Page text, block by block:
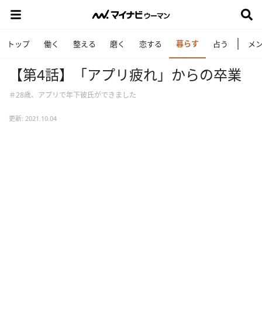
トップ 働く 整える 磨く 恋する 暮らす 占う メ
【第4話】「アプリ疲れ」からの卒業
＃28歳、アプリで年下彼氏ができました
更新: 2021.10.04